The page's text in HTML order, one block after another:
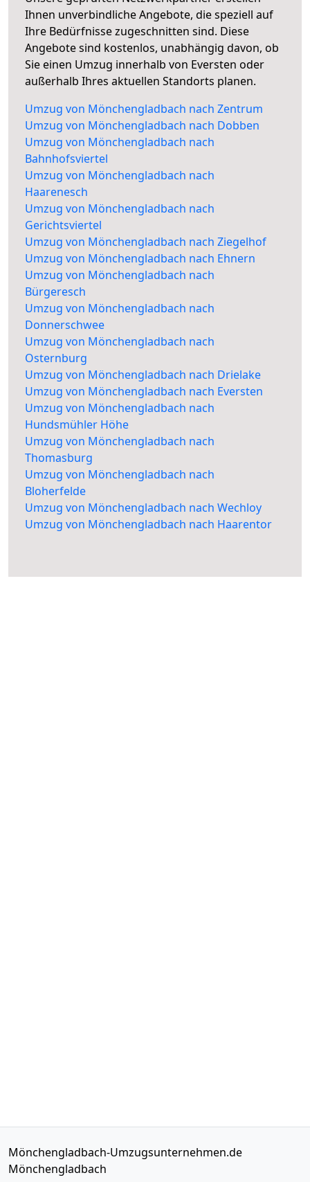
Ihnen unverbindliche Angebote, die speziell auf
Ihre Bedürfnisse zugeschnitten sind. Diese
Angebote sind kostenlos, unabhängig davon, ob
Sie einen Umzug innerhalb von Eversten oder
außerhalb Ihres aktuellen Standorts planen.
Umzug von Mönchengladbach nach Zentrum
Umzug von Mönchengladbach nach Dobben
Umzug von Mönchengladbach nach
Bahnhofsviertel
Umzug von Mönchengladbach nach
Haarenesch
Umzug von Mönchengladbach nach
Gerichtsviertel
Umzug von Mönchengladbach nach Ziegelhof
Umzug von Mönchengladbach nach Ehnern
Umzug von Mönchengladbach nach
Bürgeresch
Umzug von Mönchengladbach nach
Donnerschwee
Umzug von Mönchengladbach nach
Osternburg
Umzug von Mönchengladbach nach Drielake
Umzug von Mönchengladbach nach Eversten
Umzug von Mönchengladbach nach
Hundsmühler Höhe
Umzug von Mönchengladbach nach
Thomasburg
Umzug von Mönchengladbach nach
Bloherfelde
Umzug von Mönchengladbach nach Wechloy
Umzug von Mönchengladbach nach Haarentor
Mönchengladbach-Umzugsunternehmen.de
Mönchengladbach